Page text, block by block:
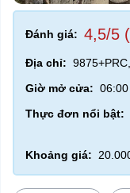
Đánh giá: 4,5/5
Địa chỉ:
Giờ mở cửa:
Thực đơn nổi bật:
Khoảng giá: